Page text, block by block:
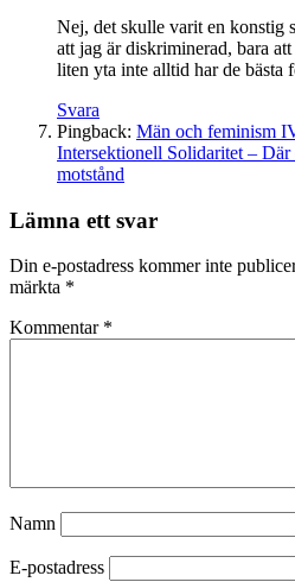
Nej, det skulle varit en konstig
att jag är diskriminerad, bara
liten yta inte alltid har de bästa
Svara
Pingback: Män och feminism
Intersektionell Solidaritet –
motstånd
Lämna ett svar
Din e-postadress kommer inte
märkta *
Kommentar *
Namn
E-postadress